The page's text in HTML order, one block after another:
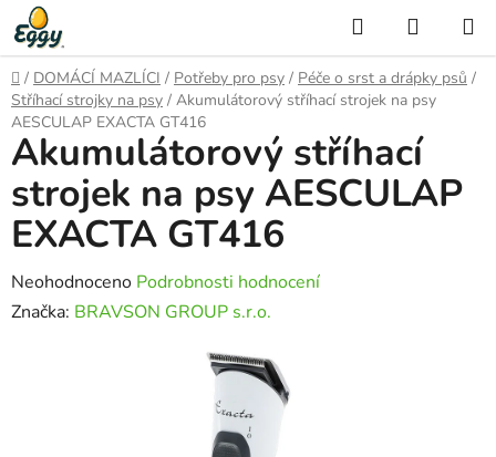
Přejít
na
obsah
Hledat
KOŠÍK
Domů
/ DOMÁCÍ MAZLÍCI / Potřeby pro psy / Péče o srst a drápky psů /
Stříhací strojky na psy / Akumulátorový stříhací strojek na psy
AESCULAP EXACTA GT416
Akumulátorový stříhací
strojek na psy AESCULAP
EXACTA GT416
Průměrné
hodnocení
Neohodnoceno Podrobnosti hodnocení
Značka: BRAVSON GROUP s.r.o.